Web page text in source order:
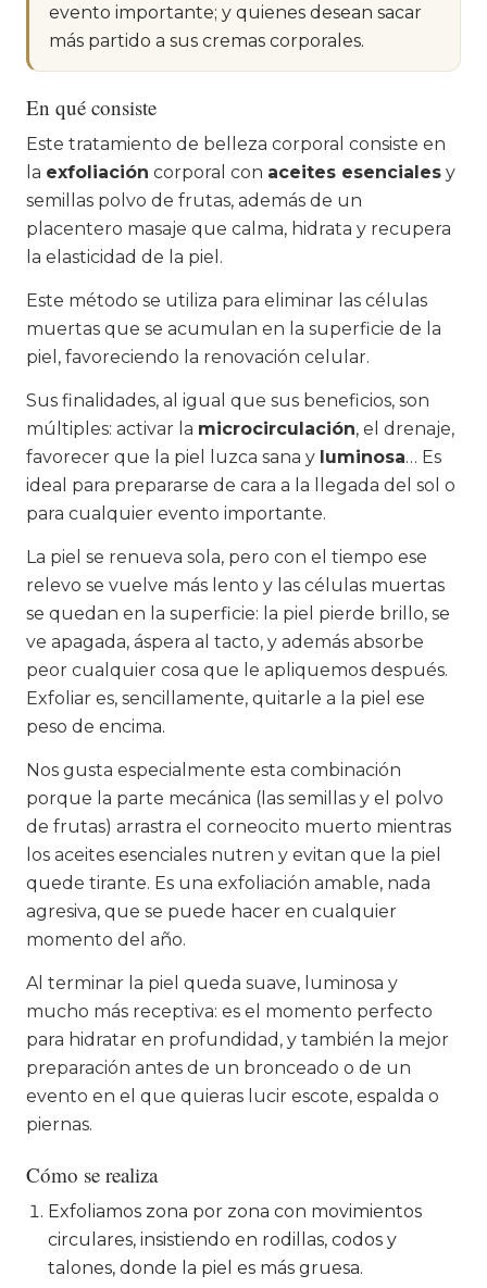
evento importante; y quienes desean sacar
más partido a sus cremas corporales.
En qué consiste
Este tratamiento de belleza corporal consiste en
la exfoliación corporal con aceites esenciales y
semillas polvo de frutas, además de un
placentero masaje que calma, hidrata y recupera
la elasticidad de la piel.
Este método se utiliza para eliminar las células
muertas que se acumulan en la superficie de la
piel, favoreciendo la renovación celular.
Sus finalidades, al igual que sus beneficios, son
múltiples: activar la microcirculación, el drenaje,
favorecer que la piel luzca sana y luminosa… Es
ideal para prepararse de cara a la llegada del sol o
para cualquier evento importante.
La piel se renueva sola, pero con el tiempo ese
relevo se vuelve más lento y las células muertas
se quedan en la superficie: la piel pierde brillo, se
ve apagada, áspera al tacto, y además absorbe
peor cualquier cosa que le apliquemos después.
Exfoliar es, sencillamente, quitarle a la piel ese
peso de encima.
Nos gusta especialmente esta combinación
porque la parte mecánica (las semillas y el polvo
de frutas) arrastra el corneocito muerto mientras
los aceites esenciales nutren y evitan que la piel
quede tirante. Es una exfoliación amable, nada
agresiva, que se puede hacer en cualquier
momento del año.
Al terminar la piel queda suave, luminosa y
mucho más receptiva: es el momento perfecto
para hidratar en profundidad, y también la mejor
preparación antes de un bronceado o de un
evento en el que quieras lucir escote, espalda o
piernas.
Cómo se realiza
Exfoliamos zona por zona con movimientos
circulares, insistiendo en rodillas, codos y
talones, donde la piel es más gruesa.